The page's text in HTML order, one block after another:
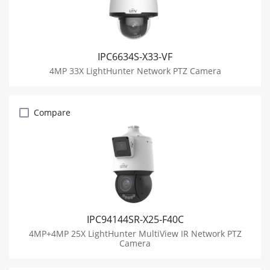
IPC6634S-X33-VF
4MP 33X LightHunter Network PTZ Camera
Compare
IPC94144SR-X25-F40C
4MP+4MP 25X LightHunter MultiView IR Network PTZ
Camera